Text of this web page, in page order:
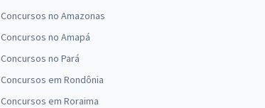
Concursos no Amazonas
Concursos no Amapá
Concursos no Pará
Concursos em Rondônia
Concursos em Roraima